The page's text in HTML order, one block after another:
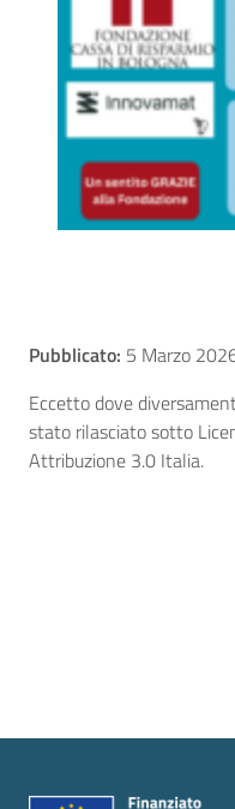
Pubblicato: 5 Marzo
Eccetto dove
stato rilasciato sotto
Attribuzione 3.0 Italia.